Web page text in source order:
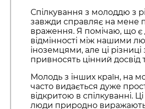
Спілкування з молоддю з
завжди справляє на мене
враження. Я помічаю, що є
відмінності між нашими
іноземцями, але ці
привносять цінний досвід
Молодь з інших країн, на
часто видається дуже
відкритою в спілкуванні.
люди природно виражають